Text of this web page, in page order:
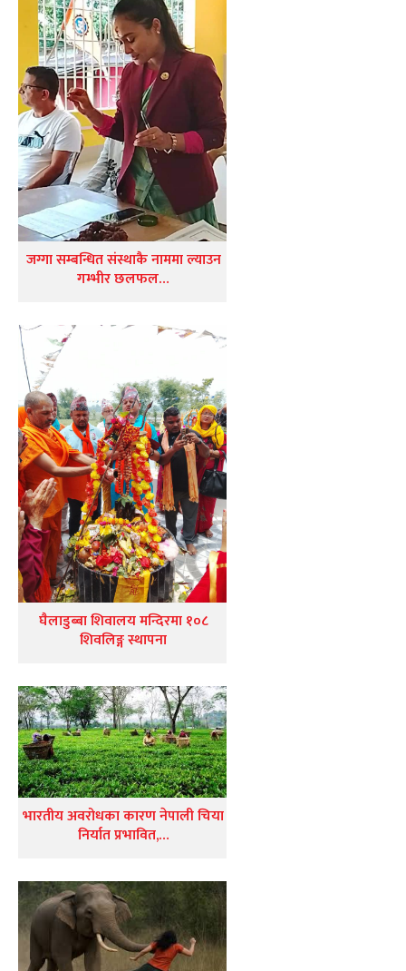
जग्गा सम्बन्धित संस्थाकै नाममा ल्याउन
गम्भीर छलफल…
घैलाडुब्बा शिवालय मन्दिरमा १०८
शिवलिङ्ग स्थापना
भारतीय अवरोधका कारण नेपाली चिया
निर्यात प्रभावित,…